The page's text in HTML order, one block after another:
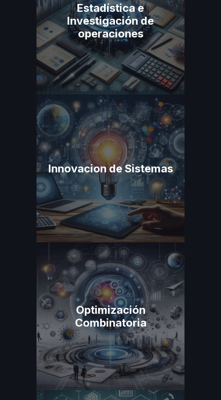
Estadística e
Investigación de
operaciones
Innovacion de Sistemas
Optimización
Combinatoria